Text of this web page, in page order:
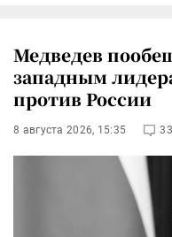
Медведев
западным
против России
8 августа 2026, 15:35 33